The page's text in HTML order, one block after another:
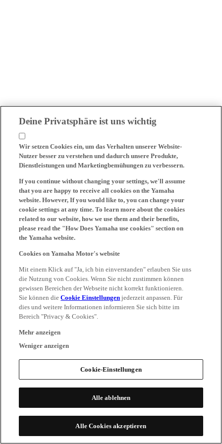
Deine Privatsphäre ist uns wichtig
Wir setzen Cookies ein, um das Verhalten unserer Website-
Nutzer besser zu verstehen und dadurch unsere Produkte,
Dienstleistungen und Marketingbemühungen zu verbessern.
If you continue without changing your settings, we'll assume
that you are happy to receive all cookies on the Yamaha
website. However, If you would like to, you can change your
cookie settings at any time. To learn more about the cookies
related to our website, how we use them and their benefits,
please read the "How Does Yamaha use cookies" section on
the Yamaha website.
Cookies on Yamaha Motor's website
Mit einem Klick auf "Ja, ich bin einverstanden" erlauben Sie uns
die Nutzung von Cookies. Wenn Sie nicht zustimmen können
gewissen Bereichen der Webseite nicht korrekt funktionieren.
Sie können dieCookie Einstellungen jederzeit anpassen. Für
dies und weitere Informationen informieren Sie sich bitte im
Bereich "Privacy & Cookies".
Mehr anzeigen
Weniger anzeigen
Cookie-Einstellungen
Alle ablehnen
Alle Cookies akzeptieren